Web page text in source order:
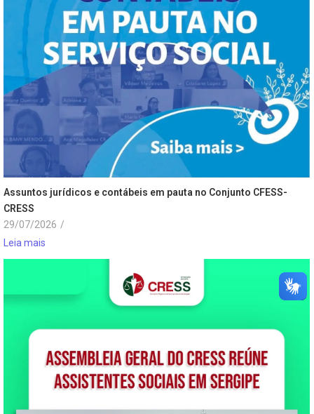
Assuntos jurídicos e contábeis em pauta no Conjunto CFESS-
CRESS
29/07/2026 /
Leia mais